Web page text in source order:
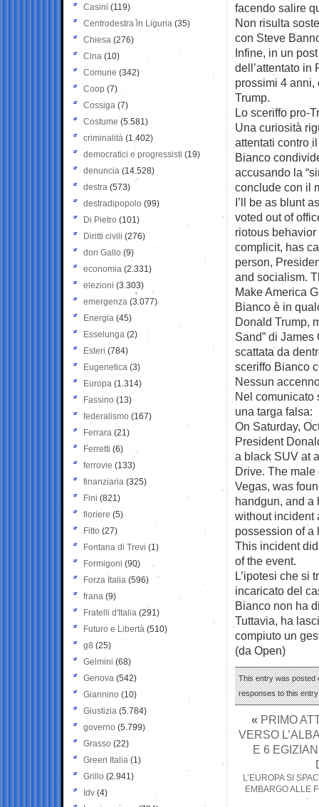
facendo salire
Non risulta
con Steve
Infine, in un
dell’attentato in
prossimi 4 anni,
Trump.
Lo sceriffo pro-
Una curiosità
attentati contro
Bianco
accusando la
conclude con il
I’ll be as blunt
voted out of
riotous
complicit, has
person,
and socialism.
Make America
Bianco è in
Donald Trump,
Sand” di
scattata da
sceriffo Bianco
Nessun
Nel comunicato
una targa falsa:
On Saturday,
President
a black SUV at
Drive. The male
Vegas, was
handgun, and a
without incident
possession of a
This incident
of the event.
L’ipotesi che si
incaricato del
Bianco non ha
Tuttavia, ha
compiuto un
(da Open)
This entry was posted
responses to this
« PRIMO
VERSO
E 6
L’EUROPA SI
EMBARGO ALLE
Casini (119)
Centrodestra in Liguria (35)
Chiesa (276)
Cina (10)
Comune (342)
Coop (7)
Cossiga (7)
Costume (5.581)
criminalità (1.402)
democratici e progressisti (19)
denuncia (14.528)
destra (573)
destradipopolo (99)
Di Pietro (101)
Diritti civili (276)
don Gallo (9)
economia (2.331)
elezioni (3.303)
emergenza (3.077)
Energia (45)
Esselunga (2)
Esteri (784)
Eugenetica (3)
Europa (1.314)
Fassino (13)
federalismo (167)
Ferrara (21)
Ferretti (6)
ferrovie (133)
finanziaria (325)
Fini (821)
fioriere (5)
Fitto (27)
Fontana di Trevi (1)
Formigoni (90)
Forza Italia (596)
frana (9)
Fratelli d'Italia (291)
Futuro e Libertà (510)
g8 (25)
Gelmini (68)
Genova (542)
Giannino (10)
Giustizia (5.784)
governo (5.799)
Grasso (22)
Green Italia (1)
Grillo (2.941)
Idv (4)